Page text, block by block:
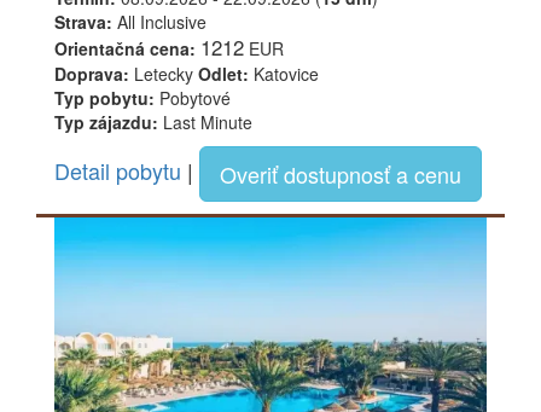
Strava: All Inclusive
Orientačná cena: 1212 EUR
Doprava: Letecky Odlet: Katovice
Typ pobytu: Pobytové
Typ zájazdu: Last Minute
Detail pobytu | Overiť dostupnosť a cenu